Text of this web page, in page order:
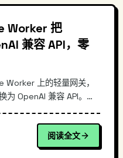
Worker 把
兼容 API，零
上的轻量网关，
OpenAI 兼容 API。它
接口，开发者可以
应用无缝切换到阅读全文